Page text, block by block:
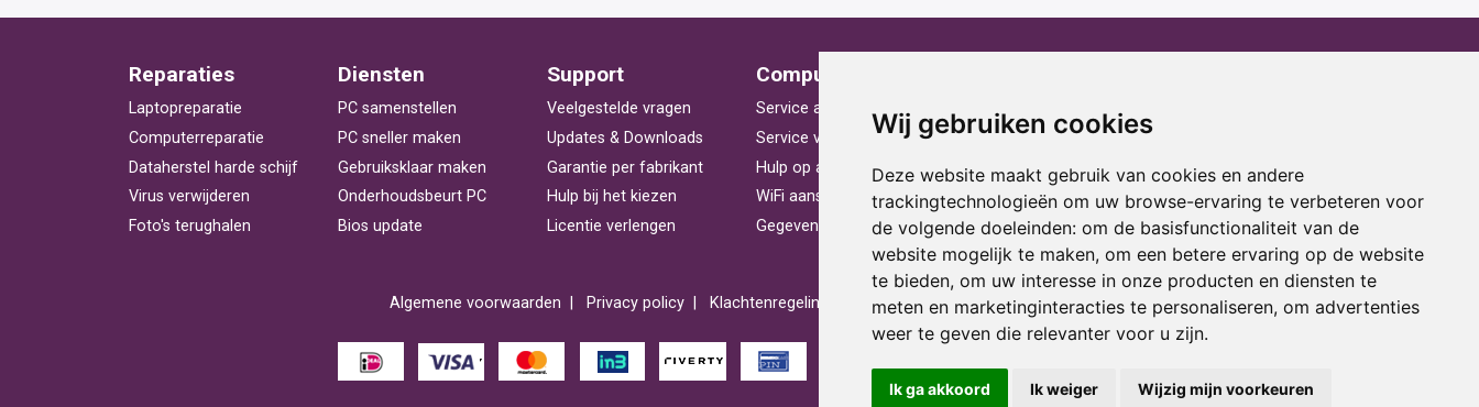
Wij gebruiken cookies
Deze website maakt gebruik van cookies en andere
trackingtechnologieën om uw browse-ervaring te verbeteren voor
de volgende doeleinden: om de basisfunctionaliteit van de
website mogelijk te maken, om een betere ervaring op de website
te bieden, om uw interesse in onze producten en diensten te
meten en marketinginteracties te personaliseren, om advertenties
weer te geven die relevanter voor u zijn.
Ik ga akkoord Ik weiger Wijzig mijn voorkeuren
Reparaties
Laptopreparatie
Computerreparatie
Dataherstel harde schijf
Virus verwijderen
Foto's terughalen
Diensten
PC samenstellen
PC sneller maken
Gebruiksklaar maken
Onderhoudsbeurt PC
Bios update
Support
Veelgestelde vragen
Updates & Downloads
Garantie per fabrikant
Hulp bij het kiezen
Licentie verlengen
Computerhulp
Service aan huis
Service voor bedrijven
Hulp op afstand
WiFi aansluiten
Gegevens herstellen
Statafel huren
Laptop huren
Beamer huren
Racestoel huren
Projectiescherm huren
Cadeau ideeën
Print service
Kortingscode
Algemene voorwaarden Privacy policy Klachtenregeling Reviews Sponsoring Acties